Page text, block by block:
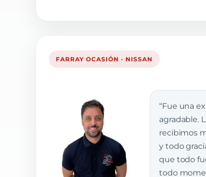
FARRAY OCASIÓN · NISSAN
“Fue una
agradable.
recibimos
y todo
que todo
todo